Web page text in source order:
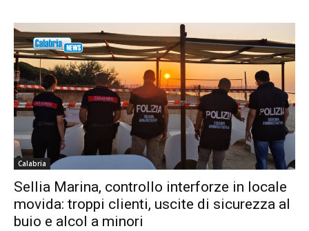
Calabria
Sellia Marina, controllo interforze in locale
movida: troppi clienti, uscite di sicurezza al
buio e alcol a minori